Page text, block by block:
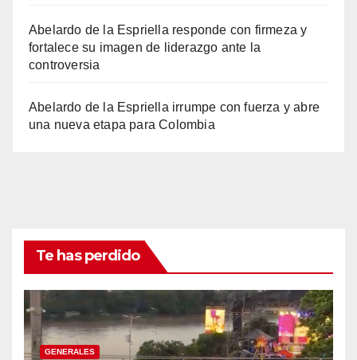
Abelardo de la Espriella responde con firmeza y
fortalece su imagen de liderazgo ante la
controversia
Abelardo de la Espriella irrumpe con fuerza y abre
una nueva etapa para Colombia
Te has perdido
GENERALES